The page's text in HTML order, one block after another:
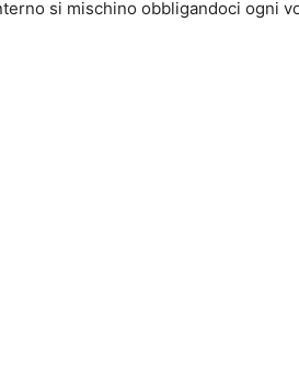
si mischino obbligandoci ogni